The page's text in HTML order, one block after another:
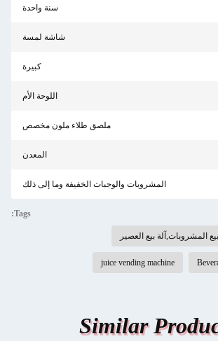
سنة واحدة
شاشة لمسة
كبيرة
اللوحة الأم
ملصق طلاء ملون مخصص
المعدن
المشروبات والوجبات الخفيفة وما إلى ذلك
Tags:
بيع المشروبات,آلة بيع العصير
juice vending machine
Similar